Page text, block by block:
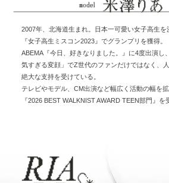
2007年、北海道生まれ。日本一可愛い女子高生を
『女子高生ミスコン2023』でグランプリを獲得。
ABEMA『今日、好きなりました。』に4度出演し
気すぎる変顔」でZ世代のファンだけではなく、
絶大な支持を受けている。
テレビやモデル、CM出演など幅広く活動の幅を拡
『2026 BEST WALKNIST AWARD TEEN部門』を